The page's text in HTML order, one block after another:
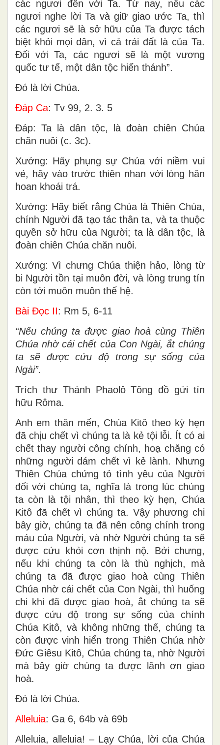
các ngươi đến với Ta. Từ nay, nếu các
ngươi nghe lời Ta và giữ giao ước Ta, thì
các ngươi sẽ là sở hữu của Ta được tách
biệt khỏi mọi dân, vì cả trái đất là của Ta.
Ðối với Ta, các ngươi sẽ là một vương
quốc tư tế, một dân tộc hiến thánh”.
Ðó là lời Chúa.
Ðáp Ca: Tv 99, 2. 3. 5
Ðáp: Ta là dân tộc, là đoàn chiên Chúa
chăn nuôi (c. 3c).
Xướng: Hãy phụng sự Chúa với niềm vui
vẻ, hãy vào trước thiên nhan với lòng hân
hoan khoái trá.
Xướng: Hãy biết rằng Chúa là Thiên Chúa,
chính Người đã tạo tác thân ta, và ta thuộc
quyền sở hữu của Người; ta là dân tộc, là
đoàn chiên Chúa chăn nuôi.
Xướng: Vì chưng Chúa thiện hảo, lòng từ
bi Người tồn tại muôn đời, và lòng trung tín
còn tới muôn muôn thế hệ.
Bài Ðọc II: Rm 5, 6-11
“Nếu chúng ta được giao hoà cùng Thiên
Chúa nhờ cái chết của Con Ngài, ắt chúng
ta sẽ được cứu độ trong sự sống của
Ngài”.
Trích thư Thánh Phaolô Tông đồ gửi tín
hữu Rôma.
Anh em thân mến, Chúa Kitô theo kỳ hẹn
đã chịu chết vì chúng ta là kẻ tội lỗi. Ít có ai
chết thay người công chính, hoạ chăng có
những người dám chết vì kẻ lành. Nhưng
Thiên Chúa chứng tỏ tình yêu của Người
đối với chúng ta, nghĩa là trong lúc chúng
ta còn là tội nhân, thì theo kỳ hẹn, Chúa
Kitô đã chết vì chúng ta. Vậy phương chi
bây giờ, chúng ta đã nên công chính trong
máu của Người, và nhờ Người chúng ta sẽ
được cứu khỏi cơn thịnh nộ. Bởi chưng,
nếu khi chúng ta còn là thù nghịch, mà
chúng ta đã được giao hoà cùng Thiên
Chúa nhờ cái chết của Con Ngài, thì huống
chi khi đã được giao hoà, ắt chúng ta sẽ
được cứu độ trong sự sống của chính
Chúa Kitô, và không những thế, chúng ta
còn được vinh hiển trong Thiên Chúa nhờ
Ðức Giêsu Kitô, Chúa chúng ta, nhờ Người
mà bây giờ chúng ta được lãnh ơn giao
hoà.
Ðó là lời Chúa.
Alleluia: Ga 6, 64b và 69b
Alleluia, alleluia! – Lạy Chúa, lời của Chúa